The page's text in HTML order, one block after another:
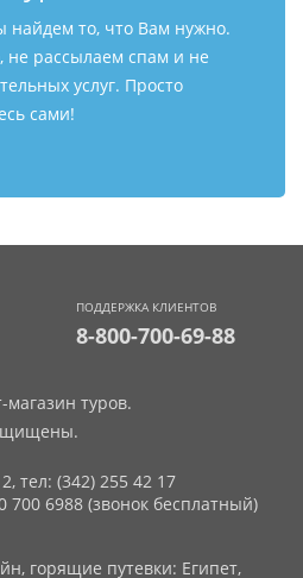
найдем то, что Вам нужно.
рассылаем спам и не
услуг. Просто
сами!
ПОДДЕРЖКА КЛИЕНТОВ
8-800-700-69-88
туров.
тел: (342) 255 42 17
6988 (звонок бесплатный)
горящие путевки: Египет,